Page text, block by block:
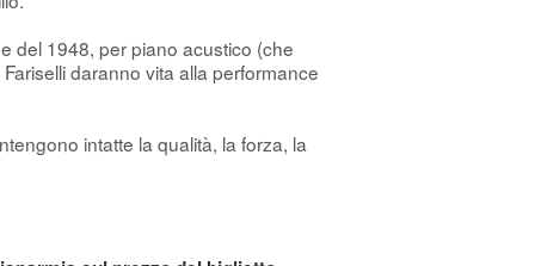
del 1948, per piano acustico (che
daranno vita alla performance
intatte la qualità, la forza, la